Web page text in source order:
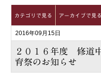
カテゴリで見る アーカイブで見る
2016年09月15日
２０１６年度 修道
育祭のお知らせ